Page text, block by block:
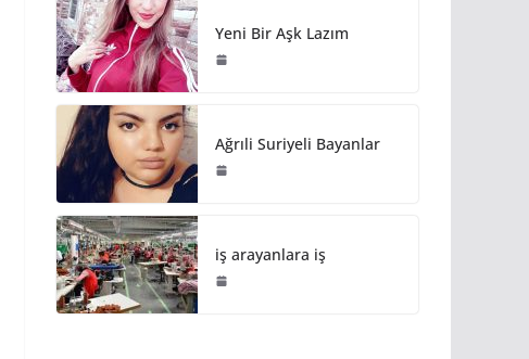
Yeni Bir Aşk Lazım
Ağrıli Suriyeli Bayanlar
iş arayanlara iş